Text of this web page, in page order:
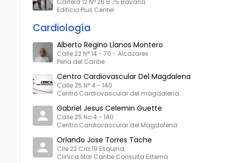
Carrera 12 N° 26 B 75 Bavaria
Edificio Plus Center
Cardiología
Alberto Regino Llanos Montero
Calle 22 N° 14 - 70 - Alcazares
Perla del Caribe
Centro Cardiovascular Del Magdalena
Calle 25 N° 4 - 140
Centro Cardiovascular del magdalena
Gabriel Jesus Celemin Guette
Calle 25 No 4 - 140
Centro Cardiovascular del Magdalena
Orlando Jose Torres Tache
Clle 22 Cra 19 Esquina
Clinica Mar Caribe Consulta Externa